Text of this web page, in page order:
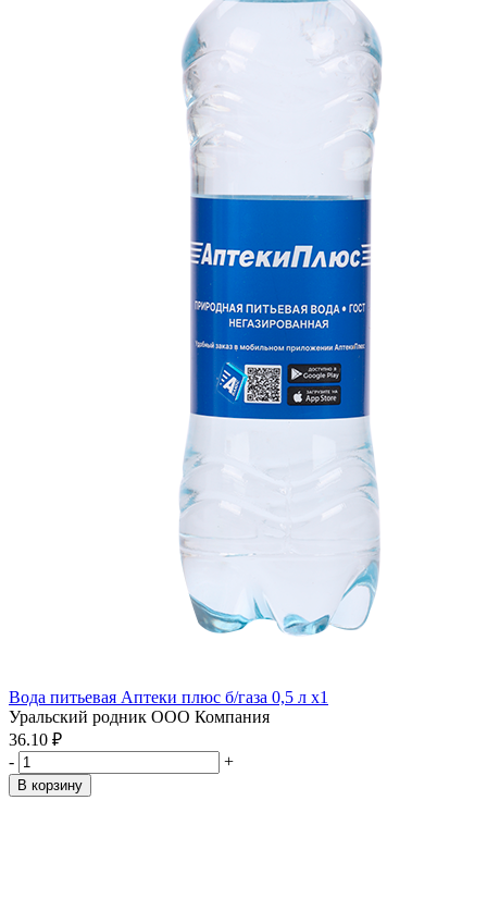
Вода питьевая Аптеки плюс б/газа 0,5 л x1
Уральский родник ООО Компания
36.10 ₽
-
+
В корзину